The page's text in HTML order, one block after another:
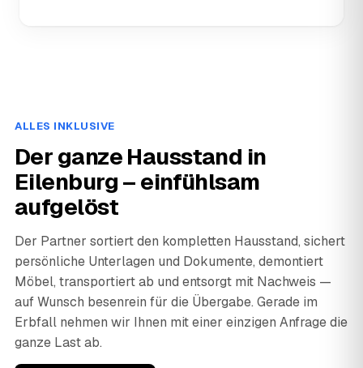
ALLES INKLUSIVE
Der ganze Hausstand in
Eilenburg – einfühlsam
aufgelöst
Der Partner sortiert den kompletten Hausstand, sichert
persönliche Unterlagen und Dokumente, demontiert
Möbel, transportiert ab und entsorgt mit Nachweis —
auf Wunsch besenrein für die Übergabe. Gerade im
Erbfall nehmen wir Ihnen mit einer einzigen Anfrage die
ganze Last ab.